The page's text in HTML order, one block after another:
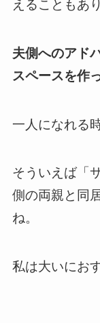
えることもあ
夫側へのアド
スペースを作
一人になれる
そういえば「
側の両親と同
ね。
私は大いにお